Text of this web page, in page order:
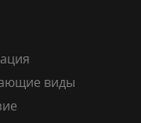
виды